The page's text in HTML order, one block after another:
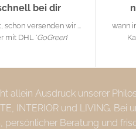
bei dir
versenden wir ...
mit DHL 'GoGreen'
wann
allein Ausdruck unserer
INTERIOR und LIVING.
persönlicher Beratung und